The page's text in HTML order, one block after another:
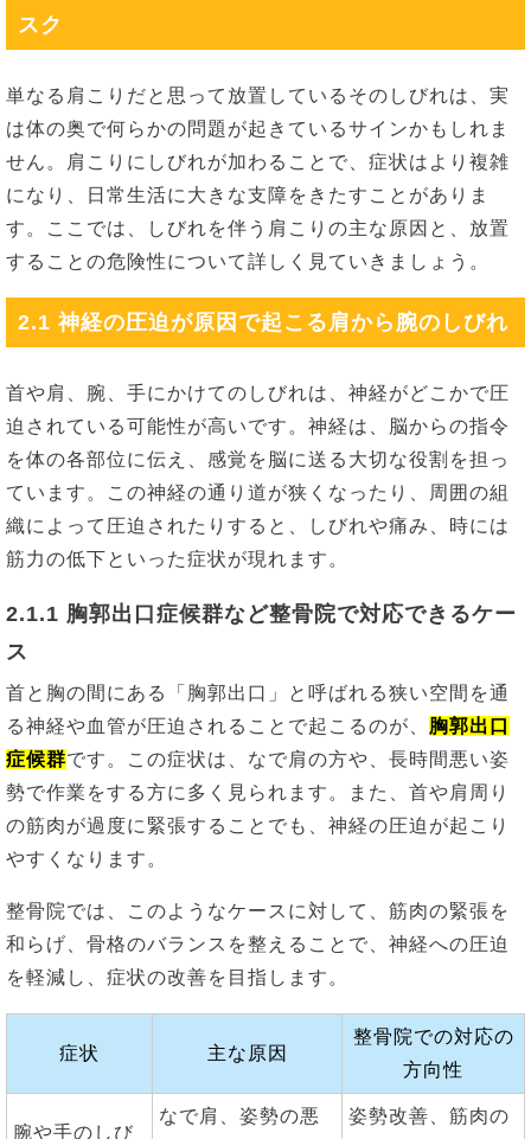
スク
単なる肩こりだと思って放置しているそのしびれは、実
は体の奥で何らかの問題が起きているサインかもしれま
せん。肩こりにしびれが加わることで、症状はより複雑
になり、日常生活に大きな支障をきたすことがありま
す。ここでは、しびれを伴う肩こりの主な原因と、放置
することの危険性について詳しく見ていきましょう。
2.1 神経の圧迫が原因で起こる肩から腕のしびれ
首や肩、腕、手にかけてのしびれは、神経がどこかで圧
迫されている可能性が高いです。神経は、脳からの指令
を体の各部位に伝え、感覚を脳に送る大切な役割を担っ
ています。この神経の通り道が狭くなったり、周囲の組
織によって圧迫されたりすると、しびれや痛み、時には
筋力の低下といった症状が現れます。
2.1.1 胸郭出口症候群など整骨院で対応できるケー
ス
首と胸の間にある「胸郭出口」と呼ばれる狭い空間を通
る神経や血管が圧迫されることで起こるのが、 胸郭出口
症候群です。この症状は、なで肩の方や、長時間悪い姿
勢で作業をする方に多く見られます。また、首や肩周り
の筋肉が過度に緊張することでも、神経の圧迫が起こり
やすくなります。
整骨院では、このようなケースに対して、筋肉の緊張を
和らげ、骨格のバランスを整えることで、神経への圧迫
を軽減し、症状の改善を目指します。
症状 主な原因
整骨院での対応の
方向性
腕や手のしび
なで肩、姿勢の悪 姿勢改善、筋肉の